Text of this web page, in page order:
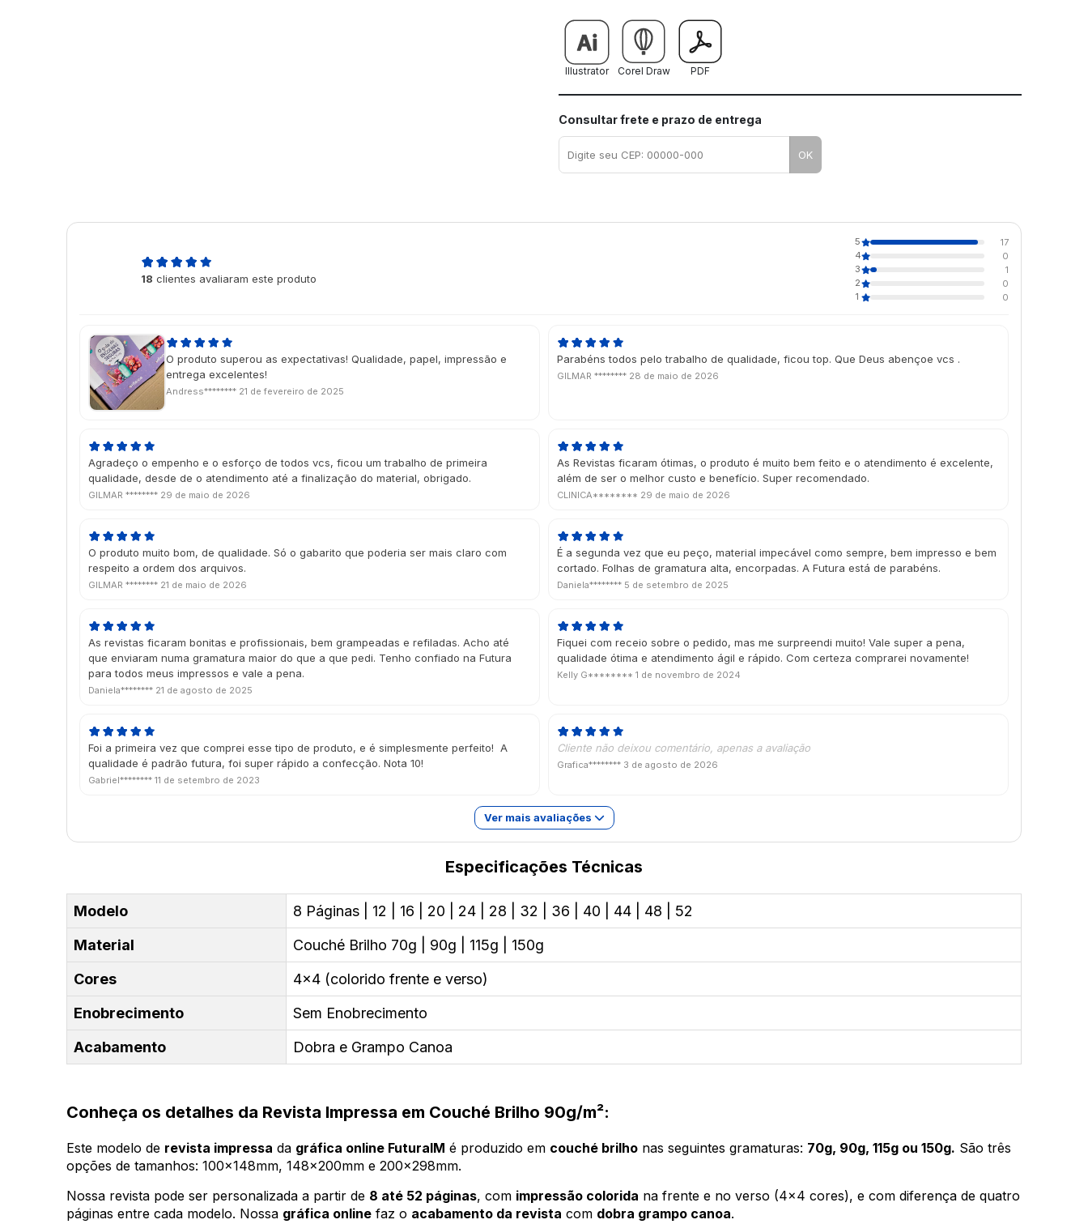
Illustrator Corel Draw PDF
Consultar frete e prazo de entrega
OK
18 clientes avaliaram este produto
5
17
4
0
3
1
2
0
1
0
O produto superou as expectativas! Qualidade, papel, impressão e
entrega excelentes!
Andress******** 21 de fevereiro de 2025
Parabéns todos pelo trabalho de qualidade, ficou top. Que Deus abençoe vcs .
GILMAR ******** 28 de maio de 2026
Agradeço o empenho e o esforço de todos vcs, ficou um trabalho de primeira
qualidade, desde de o atendimento até a finalização do material, obrigado.
GILMAR ******** 29 de maio de 2026
As Revistas ficaram ótimas, o produto é muito bem feito e o atendimento é excelente,
além de ser o melhor custo e benefício. Super recomendado.
CLINICA******** 29 de maio de 2026
O produto muito bom, de qualidade. Só o gabarito que poderia ser mais claro com
respeito a ordem dos arquivos.
GILMAR ******** 21 de maio de 2026
É a segunda vez que eu peço, material impecável como sempre, bem impresso e bem
cortado. Folhas de gramatura alta, encorpadas. A Futura está de parabéns.
Daniela******** 5 de setembro de 2025
As revistas ficaram bonitas e profissionais, bem grampeadas e refiladas. Acho até
que enviaram numa gramatura maior do que a que pedi. Tenho confiado na Futura
para todos meus impressos e vale a pena.
Daniela******** 21 de agosto de 2025
Fiquei com receio sobre o pedido, mas me surpreendi muito! Vale super a pena,
qualidade ótima e atendimento ágil e rápido. Com certeza comprarei novamente!
Kelly G******** 1 de novembro de 2024
Foi a primeira vez que comprei esse tipo de produto, e é simplesmente perfeito! A
qualidade é padrão futura, foi super rápido a confecção. Nota 10!
Gabriel******** 11 de setembro de 2023
Cliente não deixou comentário, apenas a avaliação
Grafica******** 3 de agosto de 2026
Ver mais avaliações
Especificações Técnicas
Modelo
8 Páginas | 12 | 16 | 20 | 24 | 28 | 32 | 36 | 40 | 44 | 48 | 52
Material
Couché Brilho 70g | 90g | 115g | 150g
Cores
4x4 (colorido frente e verso)
Enobrecimento
Sem Enobrecimento
Acabamento
Dobra e Grampo Canoa
Conheça os detalhes da Revista Impressa em Couché Brilho 90g/m²:
Este modelo de revista impressa da gráfica online FuturaIM é produzido em couché brilho nas seguintes gramaturas: 70g, 90g, 115g ou 150g. São três
opções de tamanhos: 100x148mm, 148x200mm e 200x298mm.
Nossa revista pode ser personalizada a partir de 8 até 52 páginas, com impressão colorida na frente e no verso (4x4 cores), e com diferença de quatro
páginas entre cada modelo. Nossa gráfica online faz o acabamento da revista com dobra grampo canoa.